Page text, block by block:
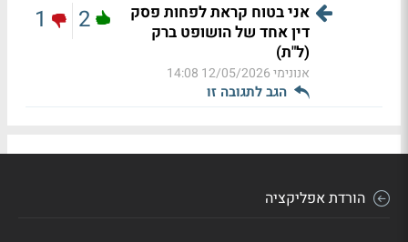
אני בטוח קראת לפחות פסק
דין אחד של הושופט ברק
(ל"ת)
אנונימי12/05/2026 14:08
הגב לתגובה זו
2
1
הורדת אפליקציה